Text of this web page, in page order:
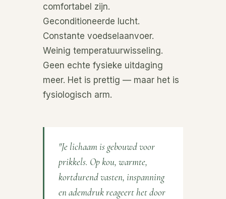
comfortabel zijn.
Geconditioneerde lucht.
Constante voedselaanvoer.
Weinig temperatuurwisseling.
Geen echte fysieke uitdaging
meer. Het is prettig — maar het is
fysiologisch arm.
"Je lichaam is gebouwd voor
prikkels. Op kou, warmte,
kortdurend vasten, inspanning
en ademdruk reageert het door